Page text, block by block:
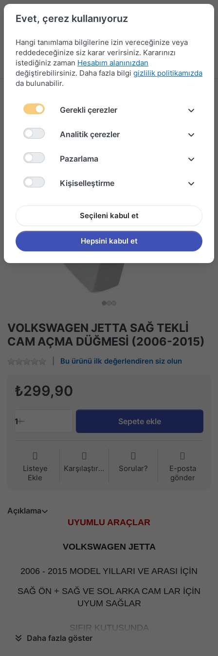
Menü Giriş yap Karşılaştırma Favori Listesi
VOLKSWAGEN JETTA SAĞ TEKLİ
CAM AÇMA DÜĞMESİ (2006-2015)
Bu ürünü ilk değerlendiren siz olun
₺299,90
1 Sepete ekle
Listeye
Ekle
Karşılaştırma Sorular?
E-posta
gönder
Açıklama
UYUMLU ARAÇLAR
VOLKSWAGEN JETTA
2006 - 2015 MODEL YILLARI VE ARASI İÇİN
SAĞ ÖN + SAĞ VE SOL ARKA CAM LAR İÇİN
UYUM SAĞLAR
SIFIR KUTUSUNDA
Daha fazla göster
Evet, çerez kullanıyoruz
Hangi tanımlama bilgilerine izin vereceğinize veya
reddedeceğinize siz karar verirsiniz. Kararınızı
istediğiniz zaman Hesabım alanınızdan
değiştirebilirsiniz. Daha fazla bilgi gizlilik politikamızda
da bulunabilir.
Gerekli çerezler
Analitik çerezler
Pazarlama
Kişiselleştirme
Seçileni kabul et
Hepsini kabul et